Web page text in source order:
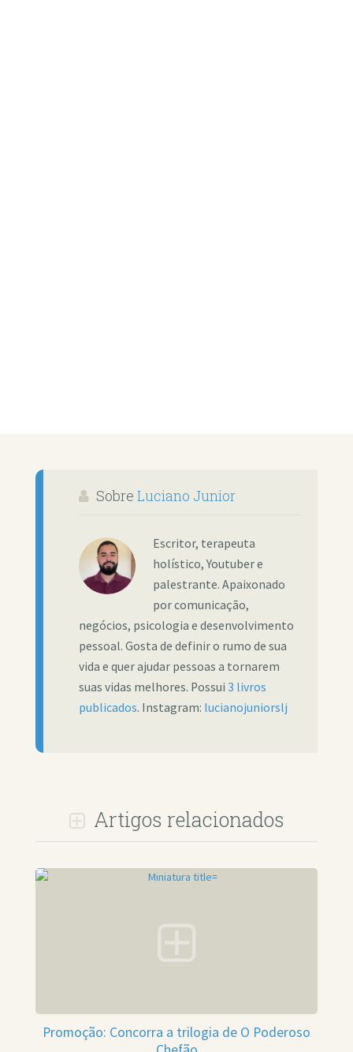
Sobre Luciano Junior
Escritor, terapeuta
holístico, Youtuber e
palestrante. Apaixonado
por comunicação,
negócios, psicologia e desenvolvimento
pessoal. Gosta de definir o rumo de sua
vida e quer ajudar pessoas a tornarem
suas vidas melhores. Possui 3 livros
publicados. Instagram: lucianojuniorslj
Artigos relacionados
Promoção: Concorra a trilogia de O Poderoso